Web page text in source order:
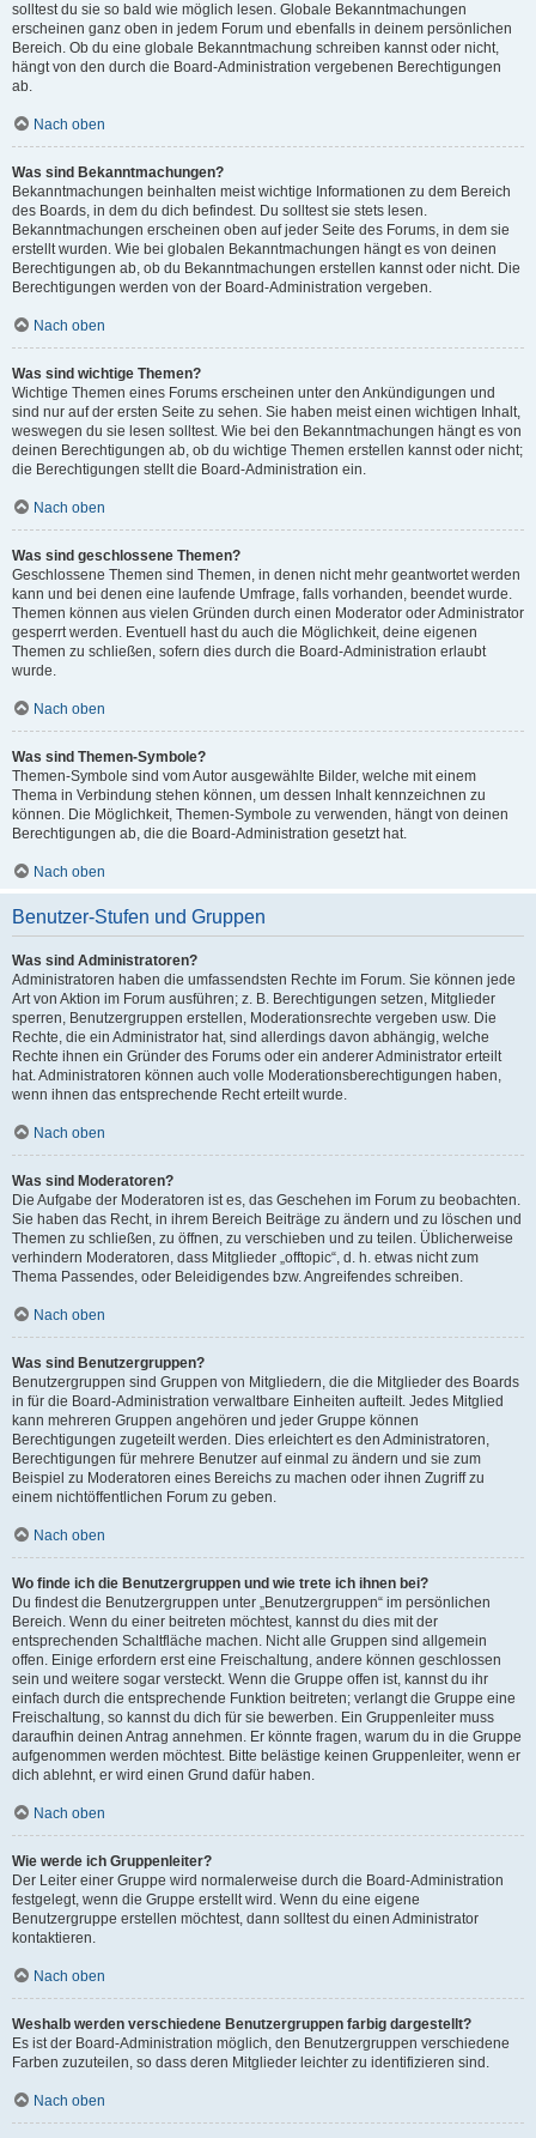
solltest du sie so bald wie möglich lesen. Globale Bekanntmachungen
erscheinen ganz oben in jedem Forum und ebenfalls in deinem persönlichen
Bereich. Ob du eine globale Bekanntmachung schreiben kannst oder nicht,
hängt von den durch die Board-Administration vergebenen Berechtigungen
ab.
Nach oben
Was sind Bekanntmachungen?
Bekanntmachungen beinhalten meist wichtige Informationen zu dem Bereich
des Boards, in dem du dich befindest. Du solltest sie stets lesen.
Bekanntmachungen erscheinen oben auf jeder Seite des Forums, in dem sie
erstellt wurden. Wie bei globalen Bekanntmachungen hängt es von deinen
Berechtigungen ab, ob du Bekanntmachungen erstellen kannst oder nicht. Die
Berechtigungen werden von der Board-Administration vergeben.
Nach oben
Was sind wichtige Themen?
Wichtige Themen eines Forums erscheinen unter den Ankündigungen und
sind nur auf der ersten Seite zu sehen. Sie haben meist einen wichtigen Inhalt,
weswegen du sie lesen solltest. Wie bei den Bekanntmachungen hängt es von
deinen Berechtigungen ab, ob du wichtige Themen erstellen kannst oder nicht;
die Berechtigungen stellt die Board-Administration ein.
Nach oben
Was sind geschlossene Themen?
Geschlossene Themen sind Themen, in denen nicht mehr geantwortet werden
kann und bei denen eine laufende Umfrage, falls vorhanden, beendet wurde.
Themen können aus vielen Gründen durch einen Moderator oder Administrator
gesperrt werden. Eventuell hast du auch die Möglichkeit, deine eigenen
Themen zu schließen, sofern dies durch die Board-Administration erlaubt
wurde.
Nach oben
Was sind Themen-Symbole?
Themen-Symbole sind vom Autor ausgewählte Bilder, welche mit einem
Thema in Verbindung stehen können, um dessen Inhalt kennzeichnen zu
können. Die Möglichkeit, Themen-Symbole zu verwenden, hängt von deinen
Berechtigungen ab, die die Board-Administration gesetzt hat.
Nach oben
Benutzer-Stufen und Gruppen
Was sind Administratoren?
Administratoren haben die umfassendsten Rechte im Forum. Sie können jede
Art von Aktion im Forum ausführen; z. B. Berechtigungen setzen, Mitglieder
sperren, Benutzergruppen erstellen, Moderationsrechte vergeben usw. Die
Rechte, die ein Administrator hat, sind allerdings davon abhängig, welche
Rechte ihnen ein Gründer des Forums oder ein anderer Administrator erteilt
hat. Administratoren können auch volle Moderationsberechtigungen haben,
wenn ihnen das entsprechende Recht erteilt wurde.
Nach oben
Was sind Moderatoren?
Die Aufgabe der Moderatoren ist es, das Geschehen im Forum zu beobachten.
Sie haben das Recht, in ihrem Bereich Beiträge zu ändern und zu löschen und
Themen zu schließen, zu öffnen, zu verschieben und zu teilen. Üblicherweise
verhindern Moderatoren, dass Mitglieder „offtopic“, d. h. etwas nicht zum
Thema Passendes, oder Beleidigendes bzw. Angreifendes schreiben.
Nach oben
Was sind Benutzergruppen?
Benutzergruppen sind Gruppen von Mitgliedern, die die Mitglieder des Boards
in für die Board-Administration verwaltbare Einheiten aufteilt. Jedes Mitglied
kann mehreren Gruppen angehören und jeder Gruppe können
Berechtigungen zugeteilt werden. Dies erleichtert es den Administratoren,
Berechtigungen für mehrere Benutzer auf einmal zu ändern und sie zum
Beispiel zu Moderatoren eines Bereichs zu machen oder ihnen Zugriff zu
einem nichtöffentlichen Forum zu geben.
Nach oben
Wo finde ich die Benutzergruppen und wie trete ich ihnen bei?
Du findest die Benutzergruppen unter „Benutzergruppen“ im persönlichen
Bereich. Wenn du einer beitreten möchtest, kannst du dies mit der
entsprechenden Schaltfläche machen. Nicht alle Gruppen sind allgemein
offen. Einige erfordern erst eine Freischaltung, andere können geschlossen
sein und weitere sogar versteckt. Wenn die Gruppe offen ist, kannst du ihr
einfach durch die entsprechende Funktion beitreten; verlangt die Gruppe eine
Freischaltung, so kannst du dich für sie bewerben. Ein Gruppenleiter muss
daraufhin deinen Antrag annehmen. Er könnte fragen, warum du in die Gruppe
aufgenommen werden möchtest. Bitte belästige keinen Gruppenleiter, wenn er
dich ablehnt, er wird einen Grund dafür haben.
Nach oben
Wie werde ich Gruppenleiter?
Der Leiter einer Gruppe wird normalerweise durch die Board-Administration
festgelegt, wenn die Gruppe erstellt wird. Wenn du eine eigene
Benutzergruppe erstellen möchtest, dann solltest du einen Administrator
kontaktieren.
Nach oben
Weshalb werden verschiedene Benutzergruppen farbig dargestellt?
Es ist der Board-Administration möglich, den Benutzergruppen verschiedene
Farben zuzuteilen, so dass deren Mitglieder leichter zu identifizieren sind.
Nach oben